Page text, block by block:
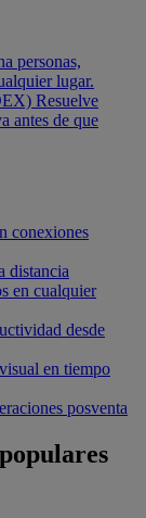
personas,
lugar.
Resuelve
antes de que
conexiones
distancia
en cualquier
desde
en tiempo
posventa